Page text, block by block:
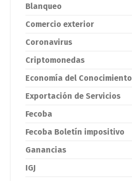
Blanqueo
Comercio exterior
Coronavirus
Criptomonedas
Economía del Conocimiento
Exportación de Servicios
Fecoba
Fecoba Boletín impositivo
Ganancias
IGJ